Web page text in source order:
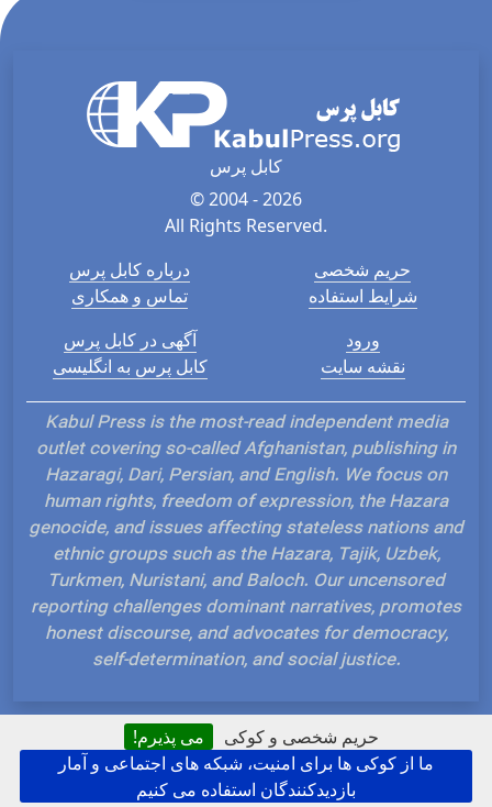
حریم شخصی و کوکی
می پذیرم!
ما از کوکی ها برای امنیت، شبکه های اجتماعی و آمار
بازدیدکنندگان استفاده می کنیم
کابل پرس
© 2004 - 2026
All Rights Reserved.
درباره کابل پرس
تماس و همکاری
حریم شخصی
شرایط استفاده
آگهی در کابل پرس
کابل پرس به انگلیسی
ورود
نقشه سایت
Kabul Press is the most-read independent media
outlet covering so-called Afghanistan, publishing in
Hazaragi, Dari, Persian, and English. We focus on
human rights, freedom of expression, the Hazara
genocide, and issues affecting stateless nations and
ethnic groups such as the Hazara, Tajik, Uzbek,
Turkmen, Nuristani, and Baloch. Our uncensored
reporting challenges dominant narratives, promotes
honest discourse, and advocates for democracy,
self-determination, and social justice.
Hosted and Developed by IP Plans